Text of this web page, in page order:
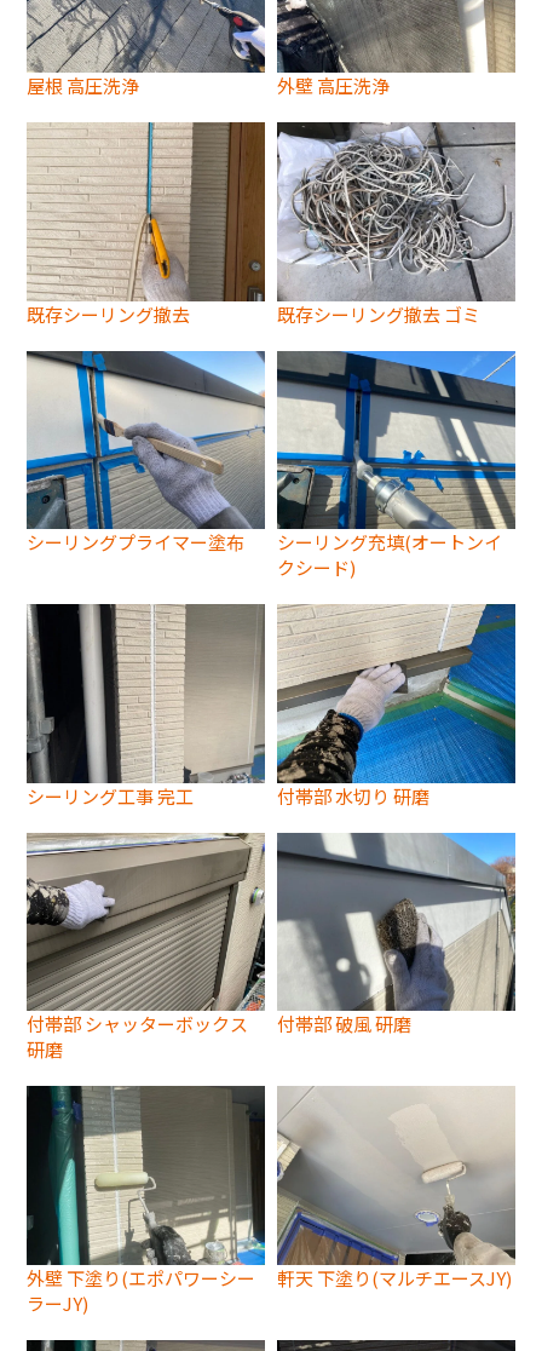
屋根 高圧洗浄 外壁 高圧洗浄
既存シーリング撤去 既存シーリング撤去 ゴミ
シーリングプライマー塗布
シーリング充填(オートンイ
クシード)
シーリング工事 完工 付帯部 水切り 研磨
付帯部 シャッターボックス
研磨
付帯部 破風 研磨
外壁 下塗り(エポパワーシー
ラーJY)
軒天 下塗り(マルチエースJY)